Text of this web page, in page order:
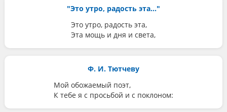
"Это утро, радость эта..."
Это утро, радость эта,
Эта мощь и дня и света,
Ф. И. Тютчеву
Мой обожаемый поэт,
К тебе я с просьбой и с поклоном: